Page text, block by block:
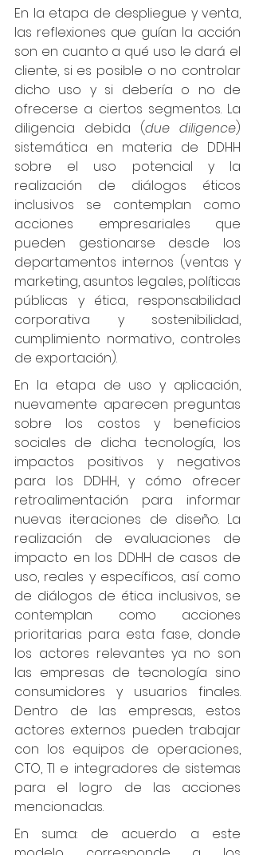
En la etapa de despliegue y venta,
las reflexiones que guían la acción
son en cuanto a qué uso le dará el
cliente, si es posible o no controlar
dicho uso y si debería o no de
ofrecerse a ciertos segmentos. La
diligencia debida (due diligence)
sistemática en materia de DDHH
sobre el uso potencial y la
realización de diálogos éticos
inclusivos se contemplan como
acciones empresariales que
pueden gestionarse desde los
departamentos internos (ventas y
marketing, asuntos legales, políticas
públicas y ética, responsabilidad
corporativa y sostenibilidad,
cumplimiento normativo, controles
de exportación).
En la etapa de uso y aplicación,
nuevamente aparecen preguntas
sobre los costos y beneficios
sociales de dicha tecnología, los
impactos positivos y negativos
para los DDHH, y cómo ofrecer
retroalimentación para informar
nuevas iteraciones de diseño. La
realización de evaluaciones de
impacto en los DDHH de casos de
uso, reales y específicos, así como
de diálogos de ética inclusivos, se
contemplan como acciones
prioritarias para esta fase, donde
los actores relevantes ya no son
las empresas de tecnología sino
consumidores y usuarios finales.
Dentro de las empresas, estos
actores externos pueden trabajar
con los equipos de operaciones,
CTO, TI e integradores de sistemas
para el logro de las acciones
mencionadas.
En suma: de acuerdo a este